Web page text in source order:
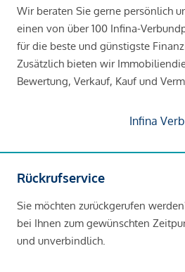
Wir beraten Sie gerne persönlich
einen von über 100 Infina-
für die beste und günstigste
Zusätzlich bieten wir
Bewertung, Verkauf, Kauf und
Infina
Rückrufservice
Sie möchten zurückgerufen
bei Ihnen zum gewünschten
und unverbindlich.